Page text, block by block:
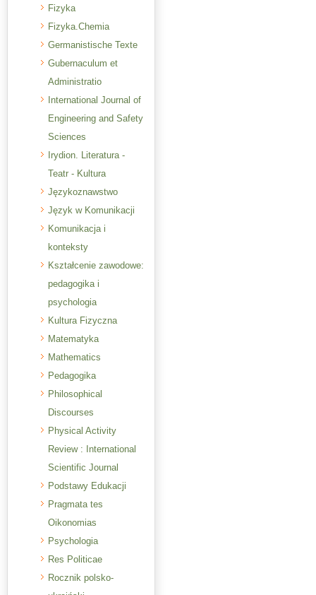
Fizyka
Fizyka.Chemia
Germanistische Texte
Gubernaculum et
Administratio
International Journal of
Engineering and Safety
Sciences
Irydion. Literatura -
Teatr - Kultura
Językoznawstwo
Język w Komunikacji
Komunikacja i
konteksty
Kształcenie zawodowe:
pedagogika i
psychologia
Kultura Fizyczna
Matematyka
Mathematics
Pedagogika
Philosophical
Discourses
Physical Activity
Review : International
Scientific Journal
Podstawy Edukacji
Pragmata tes
Oikonomias
Psychologia
Res Politicae
Rocznik polsko-